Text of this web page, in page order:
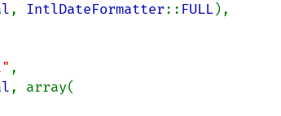
, IntlDateFormatter:: FULL),
,
, array(